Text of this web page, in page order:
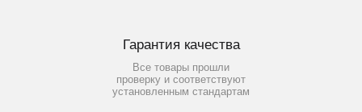
Гарантия качества
Все товары прошли
проверку и соответствуют
установленным стандартам